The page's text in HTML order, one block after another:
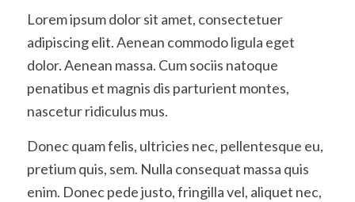
Lorem ipsum dolor sit amet, consectetuer
adipiscing elit. Aenean commodo ligula eget
dolor. Aenean massa. Cum sociis natoque
penatibus et magnis dis parturient montes,
nascetur ridiculus mus.
Donec quam felis, ultricies nec, pellentesque eu,
pretium quis, sem. Nulla consequat massa quis
enim. Donec pede justo, fringilla vel, aliquet nec,